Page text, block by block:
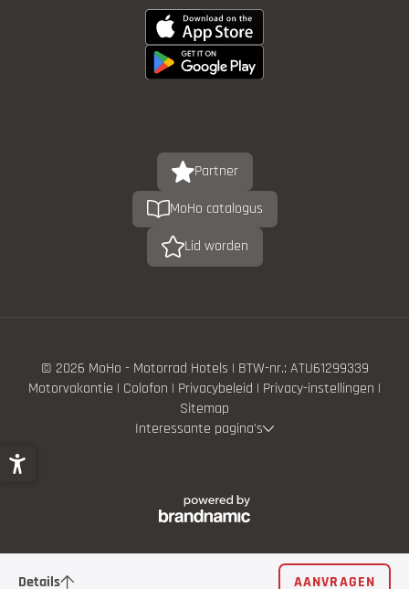
4/5 Nächte - Herbstfarbigen Kurven in Val di Sole
Details AANVRAGEN
Partner
MoHo catalogus
Lid worden
© 2026 MoHo - Motorrad Hotels | BTW-nr.: ATU61299339
Motorvakantie | Colofon | Privacybeleid | Privacy-instellingen |
Sitemap
Interessante pagina's